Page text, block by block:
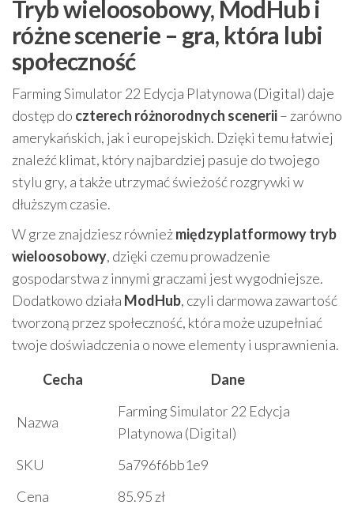
Tryb wieloosobowy, ModHub i
różne scenerie – gra, która lubi
społeczność
Farming Simulator 22 Edycja Platynowa (Digital) daje
dostęp do czterech różnorodnych scenerii– zarówno
amerykańskich, jak i europejskich. Dzięki temu łatwiej
znaleźć klimat, który najbardziej pasuje do twojego
stylu gry, a także utrzymać świeżość rozgrywki w
dłuższym czasie.
W grze znajdziesz równieżmiędzyplatformowy tryb
wieloosobowy, dzięki czemu prowadzenie
gospodarstwa z innymi graczami jest wygodniejsze.
Dodatkowo działa ModHub, czyli darmowa zawartość
tworzoną przez społeczność, która może uzupełniać
twoje doświadczenia o nowe elementy i usprawnienia.
Cecha
Dane
Nazwa
Farming Simulator 22 Edycja
Platynowa (Digital)
SKU
5a796f6bb1e9
Cena
85.95 zł